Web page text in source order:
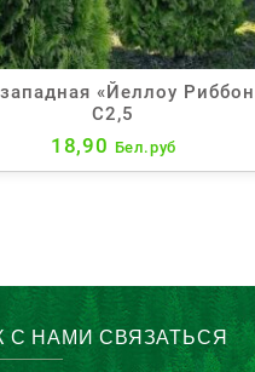
«Йеллоу
С2,5
18,90 Бел.руб
С НАМИ СВЯЗАТЬСЯ